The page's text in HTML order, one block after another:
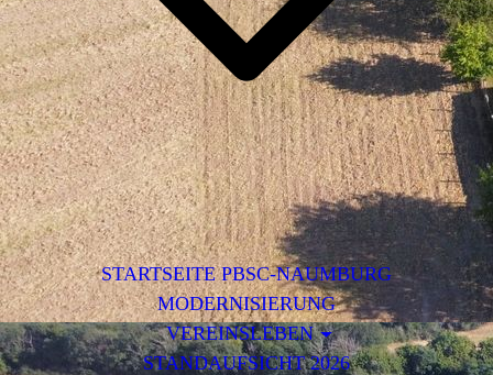
STARTSEITE PBSC-NAUMBURG
MODERNISIERUNG
VEREINSLEBEN
STANDAUFSICHT 2026